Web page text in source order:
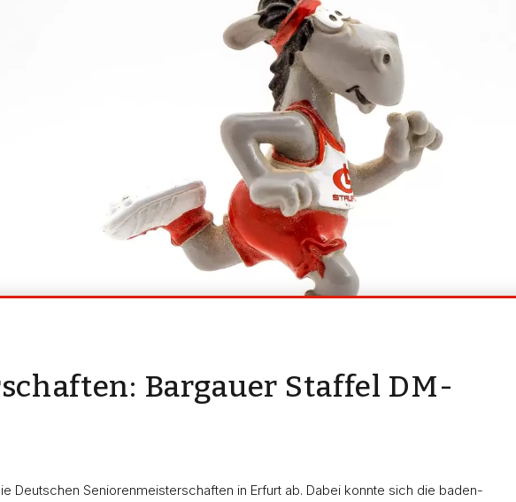
Bargauer Staffel DM-
Deutschen Seniorenmeisterschaften in Erfurt ab. Dabei konnte sich die baden-